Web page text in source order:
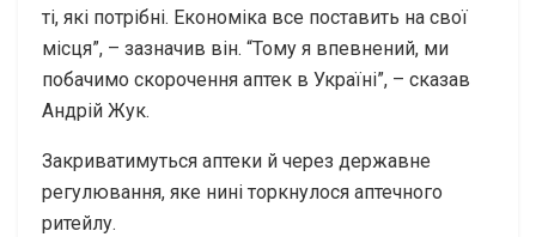
ті, які потрібні. Економіка все поставить на свої
місця”, – зазначив він. “Тому я впевнений, ми
побачимо скорочення аптек в Україні”, – сказав
Андрій Жук.
Закриватимуться аптеки й через державне
регулювання, яке нині торкнулося аптечного
ритейлу.